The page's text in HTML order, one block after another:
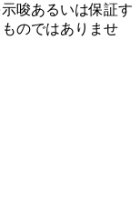
唆あるいは保証す
のではありませ